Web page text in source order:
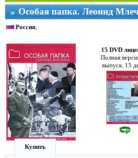
Особая папка. Леонид
Россия,
15 DVD
Полная
выпуск. 15
Купить